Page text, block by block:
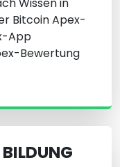
Wissen in
Bitcoin Apex-
App
Bewertung